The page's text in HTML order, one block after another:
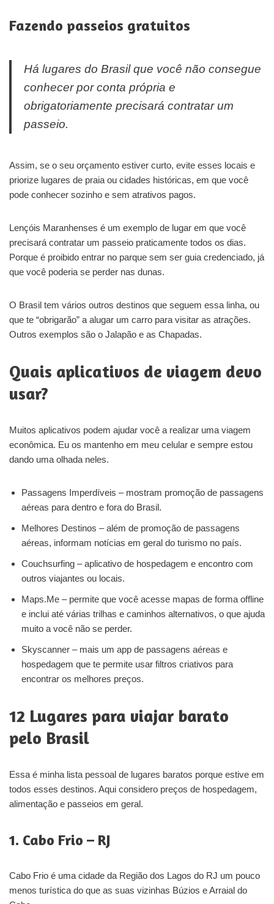
Fazendo passeios gratuitos
Há lugares do Brasil que você não consegue
conhecer por conta própria e
obrigatoriamente precisará contratar um
passeio.
Assim, se o seu orçamento estiver curto, evite esses locais e
priorize lugares de praia ou cidades históricas, em que você
pode conhecer sozinho e sem atrativos pagos.
Lençóis Maranhenses é um exemplo de lugar em que você
precisará contratar um passeio praticamente todos os dias.
Porque é proibido entrar no parque sem ser guia credenciado, já
que você poderia se perder nas dunas.
O Brasil tem vários outros destinos que seguem essa linha, ou
que te “obrigarão” a alugar um carro para visitar as atrações.
Outros exemplos são o Jalapão e as Chapadas.
Quais aplicativos de viagem devo
usar?
Muitos aplicativos podem ajudar você a realizar uma viagem
econômica. Eu os mantenho em meu celular e sempre estou
dando uma olhada neles.
Passagens Imperdíveis – mostram promoção de passagens
aéreas para dentro e fora do Brasil.
Melhores Destinos – além de promoção de passagens
aéreas, informam notícias em geral do turismo no país.
Couchsurfing – aplicativo de hospedagem e encontro com
outros viajantes ou locais.
Maps.Me – permite que você acesse mapas de forma offline
e inclui até várias trilhas e caminhos alternativos, o que ajuda
muito a você não se perder.
Skyscanner – mais um app de passagens aéreas e
hospedagem que te permite usar filtros criativos para
encontrar os melhores preços.
12 Lugares para viajar barato
pelo Brasil
Essa é minha lista pessoal de lugares baratos porque estive em
todos esses destinos. Aqui considero preços de hospedagem,
alimentação e passeios em geral.
1. Cabo Frio – RJ
Cabo Frio é uma cidade da Região dos Lagos do RJ um pouco
menos turística do que as suas vizinhas Búzios e Arraial do